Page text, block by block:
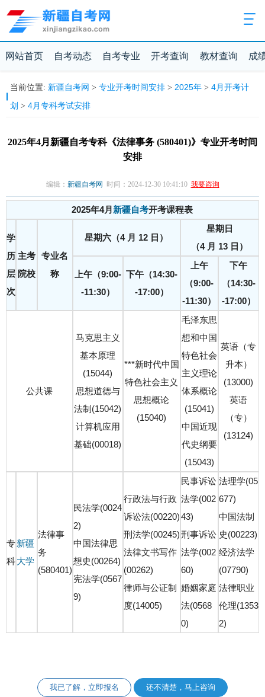
网站首页 自考动态 自考专业 开考查询 教材查询 成
当前位置: 新疆自考网 > 专业开考时间安排> 2025年> 4月开考计
划 > 4月专科考试安排
2025年4月新疆自考专科《法律事务 (580401)》专业开考时间
安排
编辑： 新疆自考网 时间：2024-12-30 10:41:10 我要咨询
2025年4月 新疆自考开考课程表
学
历
层
次
主考
院校
专业名
称
星期六（4 月 12 日）
星期日
（4 月 13 日）
上午（9:00-
-11:30）
下午（14:30-
-17:00）
上午
（9:00-
-11:30）
下午
（14:30-
-17:00）
公共课
马克思主义
基本原理
(15044)
思想道德与
法制(15042)
计算机应用
基础(00018)
***新时代中国
特色社会主义
思想概论
(15040)
毛泽东思
想和中国
特色社会
主义理论
体系概论
(15041)
中国近现
代史纲要
(15043)
英语（专
升本）
(13000)
英语
（专）
(13124)
专
科
新疆
大学
法律事
务
(580401)
民法学(0024
2)
中国法律思
想史(00264)
宪法学(0567
9)
行政法与行政
诉讼法(00220)
刑法学(00245)
法律文书写作
(00262)
律师与公证制
度(14005)
民事诉讼
法学(002
43)
刑事诉讼
法学(002
60)
婚姻家庭
法(0568
0)
法理学(05
677)
中国法制
史(00223)
经济法学
(07790)
法律职业
伦理(1353
2)
我已了解，立即报名 还不清楚，马上咨询